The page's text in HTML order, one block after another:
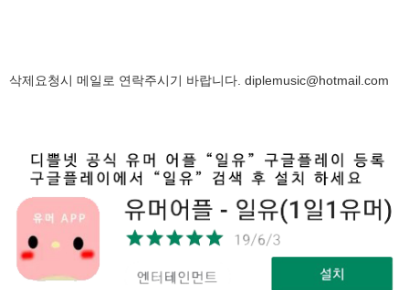
삭제요청시 메일로 연락주시기 바랍니다. diplemusic@hotmail.com